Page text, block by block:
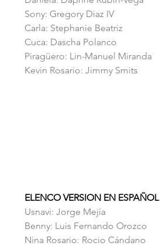
Sony: Gregory Diaz IV
Carla: Stephanie Beatriz
Cuca: Dascha Polanco
Piragüero: Lin-Manuel Miranda
Kevin Rosario: Jimmy Smits
ELENCO VERSION EN ESPAÑOL
Usnavi: Jorge Mejía
Benny: Luis Fernando Orozco
Nina Rosario: Rocio Cándano